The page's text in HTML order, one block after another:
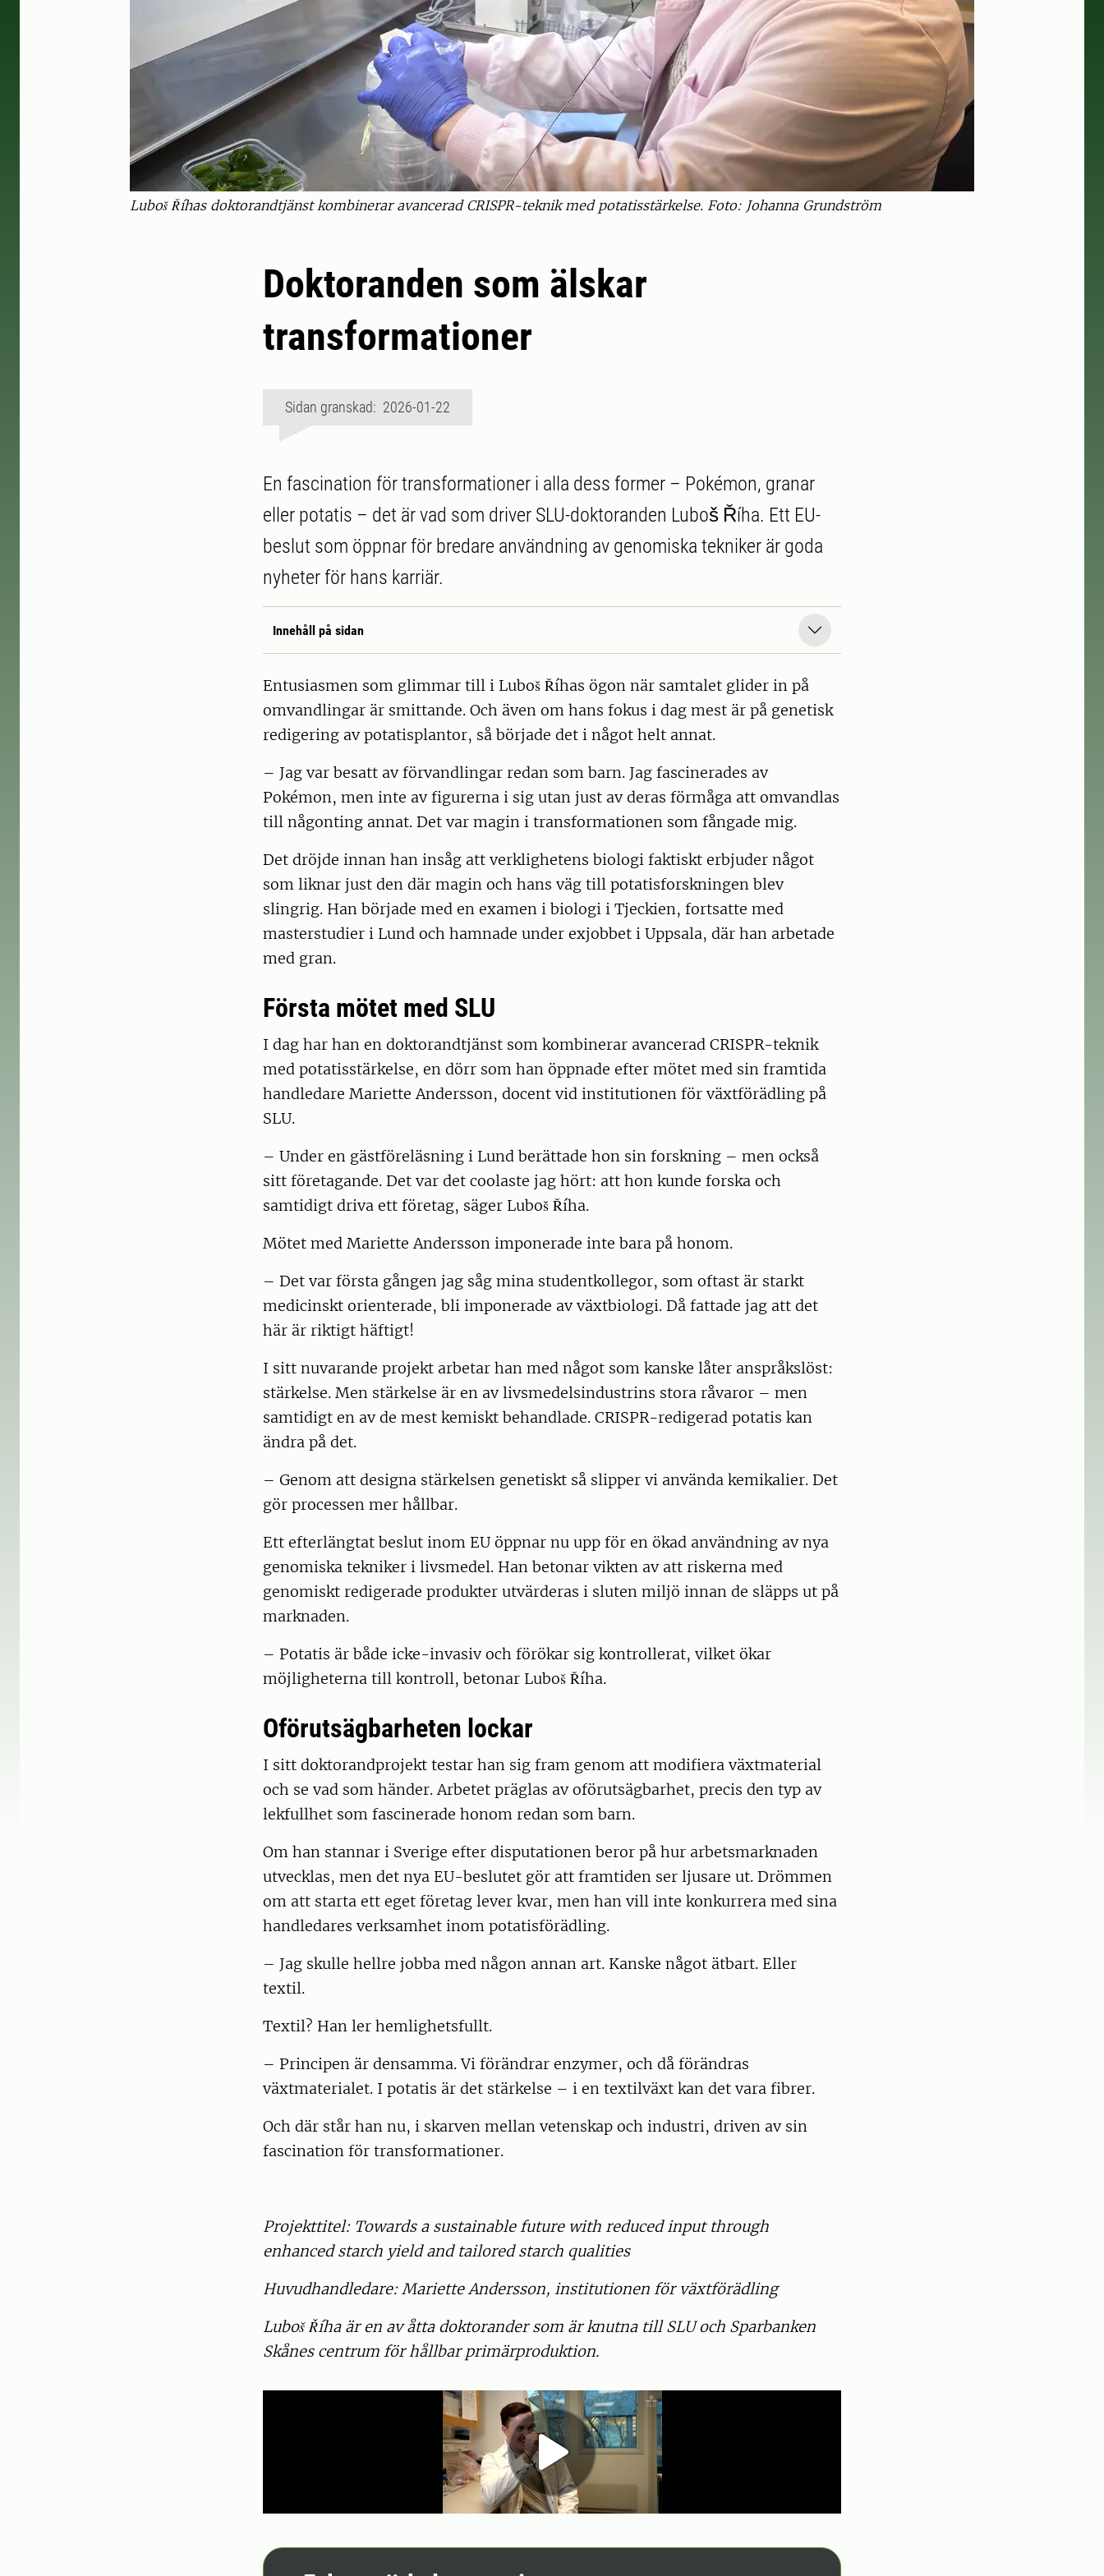
Luboš Říhas doktorandtjänst kombinerar avancerad CRISPR-teknik med potatisstärkelse. Foto: Johanna Grundström
Doktoranden som älskar
transformationer
Sidan granskad: 2026-01-22
En fascination för transformationer i alla dess former – Pokémon, granar
eller potatis – det är vad som driver SLU-doktoranden Luboš Říha. Ett EU-
beslut som öppnar för bredare användning av genomiska tekniker är goda
nyheter för hans karriär.
Innehåll på sidan
Entusiasmen som glimmar till i Luboš Říhas ögon när samtalet glider in på
omvandlingar är smittande. Och även om hans fokus i dag mest är på genetisk
redigering av potatisplantor, så började det i något helt annat.
– Jag var besatt av förvandlingar redan som barn. Jag fascinerades av
Pokémon, men inte av figurerna i sig utan just av deras förmåga att omvandlas
till någonting annat. Det var magin i transformationen som fångade mig.
Det dröjde innan han insåg att verklighetens biologi faktiskt erbjuder något
som liknar just den där magin och hans väg till potatisforskningen blev
slingrig. Han började med en examen i biologi i Tjeckien, fortsatte med
masterstudier i Lund och hamnade under exjobbet i Uppsala, där han arbetade
med gran.
Första mötet med SLU
I dag har han en doktorandtjänst som kombinerar avancerad CRISPR-teknik
med potatisstärkelse, en dörr som han öppnade efter mötet med sin framtida
handledare Mariette Andersson, docent vid institutionen för växtförädling på
SLU.
– Under en gästföreläsning i Lund berättade hon sin forskning – men också
sitt företagande. Det var det coolaste jag hört: att hon kunde forska och
samtidigt driva ett företag, säger Luboš Říha.
Mötet med Mariette Andersson imponerade inte bara på honom.
– Det var första gången jag såg mina studentkollegor, som oftast är starkt
medicinskt orienterade, bli imponerade av växtbiologi. Då fattade jag att det
här är riktigt häftigt!
I sitt nuvarande projekt arbetar han med något som kanske låter anspråkslöst:
stärkelse. Men stärkelse är en av livsmedelsindustrins stora råvaror – men
samtidigt en av de mest kemiskt behandlade. CRISPR-redigerad potatis kan
ändra på det.
– Genom att designa stärkelsen genetiskt så slipper vi använda kemikalier. Det
gör processen mer hållbar.
Ett efterlängtat beslut inom EU öppnar nu upp för en ökad användning av nya
genomiska tekniker i livsmedel. Han betonar vikten av att riskerna med
genomiskt redigerade produkter utvärderas i sluten miljö innan de släpps ut på
marknaden.
– Potatis är både icke-invasiv och förökar sig kontrollerat, vilket ökar
möjligheterna till kontroll, betonar Luboš Říha.
Oförutsägbarheten lockar
I sitt doktorandprojekt testar han sig fram genom att modifiera växtmaterial
och se vad som händer. Arbetet präglas av oförutsägbarhet, precis den typ av
lekfullhet som fascinerade honom redan som barn.
Om han stannar i Sverige efter disputationen beror på hur arbetsmarknaden
utvecklas, men det nya EU-beslutet gör att framtiden ser ljusare ut. Drömmen
om att starta ett eget företag lever kvar, men han vill inte konkurrera med sina
handledares verksamhet inom potatisförädling.
– Jag skulle hellre jobba med någon annan art. Kanske något ätbart. Eller
textil.
Textil? Han ler hemlighetsfullt.
– Principen är densamma. Vi förändrar enzymer, och då förändras
växtmaterialet. I potatis är det stärkelse – i en textilväxt kan det vara fibrer.
Och där står han nu, i skarven mellan vetenskap och industri, driven av sin
fascination för transformationer.
Projekttitel: Towards a sustainable future with reduced input through
enhanced starch yield and tailored starch qualities
Huvudhandledare: Mariette Andersson, institutionen för växtförädling
Luboš Říha är en av åtta doktorander som är knutna till SLU och Sparbanken
Skånes centrum för hållbar primärproduktion.